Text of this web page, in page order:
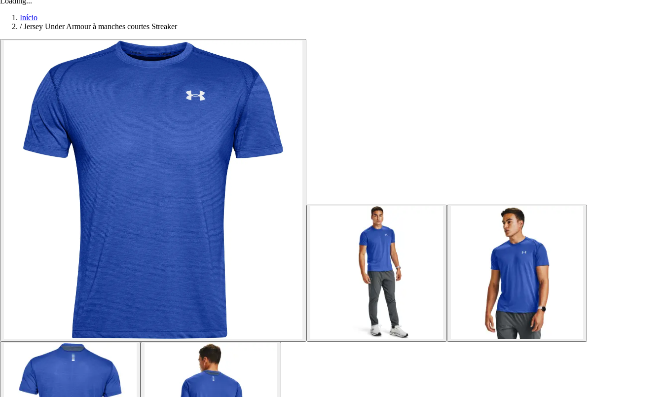
Início
/ Jersey Under Armour à manches courtes Streaker